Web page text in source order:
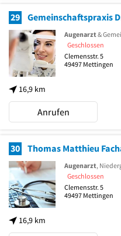
29
16,9 km
Augenarzt&
Geschlossen
Clemensstr. 5
49497 Mettingen
Anrufen
30 Thomas Matthieu
16,9 km
Augenarzt,
Geschlossen
Clemensstr. 5
49497 Mettingen